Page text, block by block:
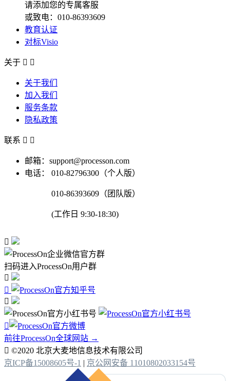
请添加您的专属客服
或致电：010-86393609
教育认证
对标Visio
关于  
关于我们
加入我们
服务条款
隐私政策
联系  
邮箱：support@processon.com
电话：
010-82796300（个人版）
010-86393609（团队版）
(工作日 9:30-18:30)

扫码进入ProcessOn用户群




前往ProcessOn全球网站 →
 ©2020 北京大麦地信息技术有限公司
京ICP备15008605号-1 | 京公网安备 11010802033154号